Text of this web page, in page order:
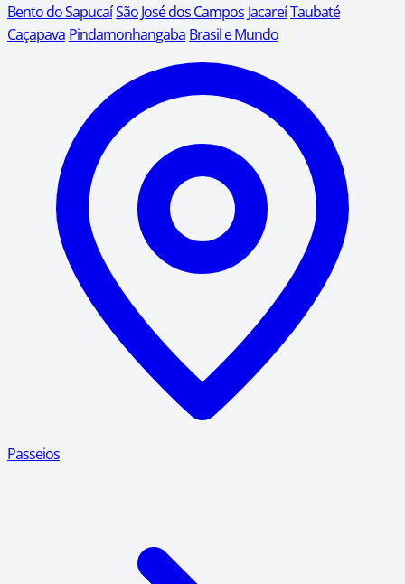
Bento do SapucaíSão José dos Campos JacareíTaubaté
Caçapava Pindamonhangaba Brasil e Mundo
Passeios